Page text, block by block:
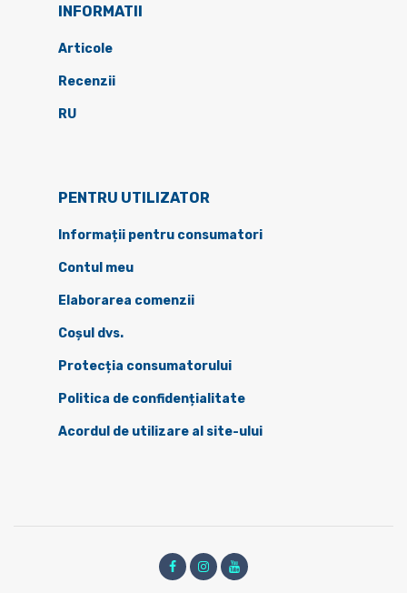
INFORMATII
Articole
Recenzii
RU
PENTRU UTILIZATOR
Informații pentru consumatori
Contul meu
Elaborarea comenzii
Coșul dvs.
Protecția consumatorului
Politica de confidențialitate
Acordul de utilizare al site-ului